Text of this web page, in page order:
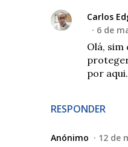
RESPONDER
Carlos
6 de
Olá,
por
Anónimo 12 de